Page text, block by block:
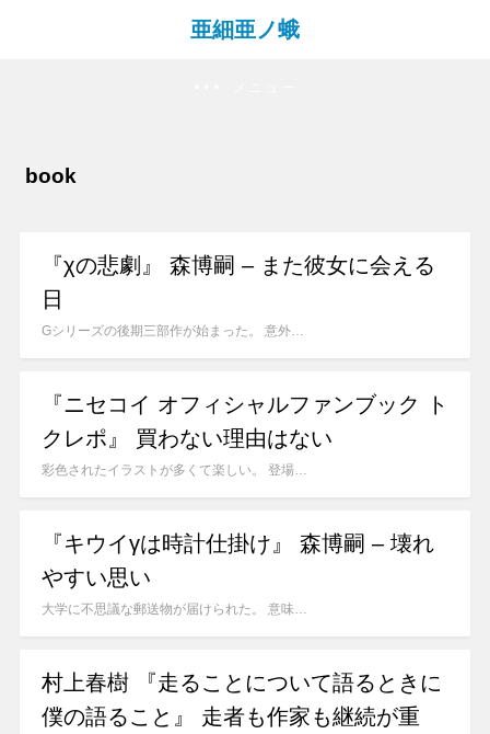
亜細亜ノ蛾
book
『χの悲劇』 森博嗣 – また彼女に会える
日
Gシリーズの後期三部作が始まった。 意外…
『ニセコイ オフィシャルファンブック ト
クレポ』 買わない理由はない
彩色されたイラストが多くて楽しい。 登場…
『キウイγは時計仕掛け』 森博嗣 – 壊れ
やすい思い
大学に不思議な郵送物が届けられた。 意味…
村上春樹 『走ることについて語るときに
僕の語ること』 走者も作家も継続が重